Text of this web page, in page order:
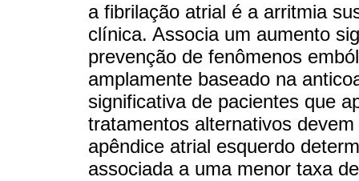
a fibrilação atrial é a arritmia
clínica. Associa um aumento
prevenção de fenômenos
amplamente baseado na
significativa de pacientes que
tratamentos alternativos
apêndice atrial esquerdo
associada a uma menor taxa